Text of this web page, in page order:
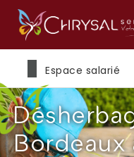
Espace salarié
Bordeaux
Prénom*
Nom*